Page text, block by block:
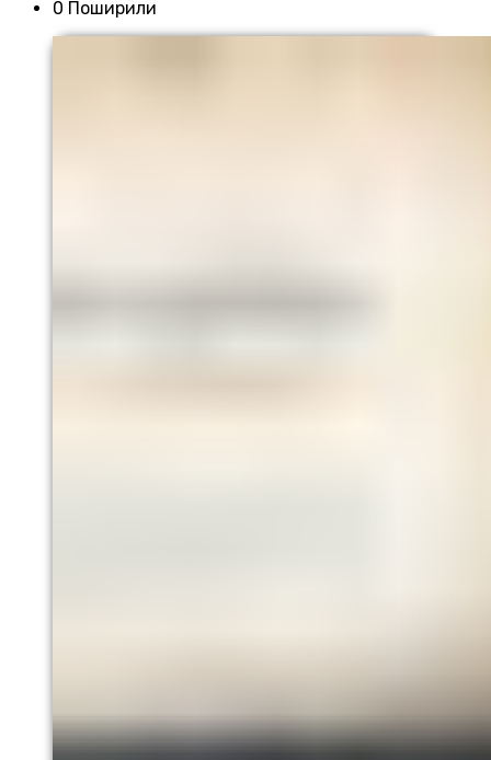
0 Поширили